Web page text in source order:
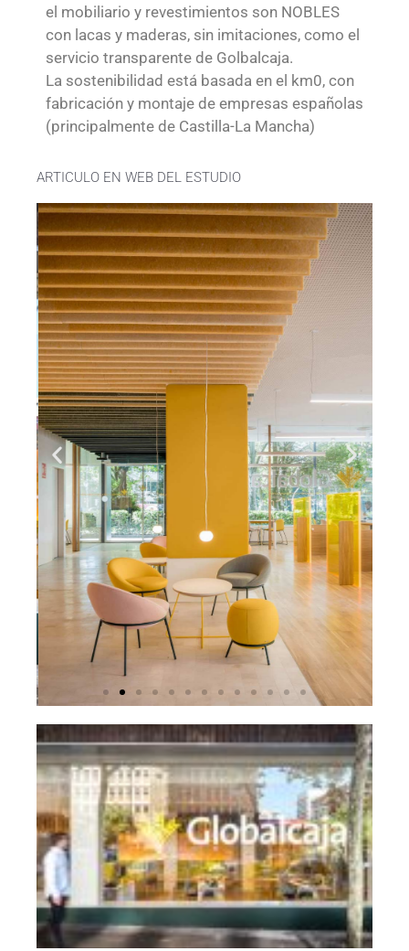
el mobiliario y revestimientos son NOBLES
con lacas y maderas, sin imitaciones, como el
servicio transparente de Golbalcaja.
La sostenibilidad está basada en el km0, con
fabricación y montaje de empresas españolas
(principalmente de Castilla-La Mancha)
ARTICULO EN WEB DEL ESTUDIO